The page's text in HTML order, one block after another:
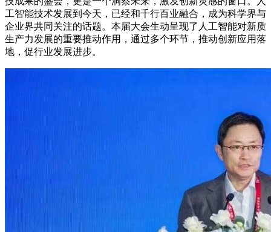
工智能技术发展到今天，已经和千行百业融合，成为科学界与
企业界共同关注的话题。本届大会生动呈现了人工智能对新质
生产力发展的重要推动作用，通过多个环节，推动创新应用落
地，促行业发展进步。